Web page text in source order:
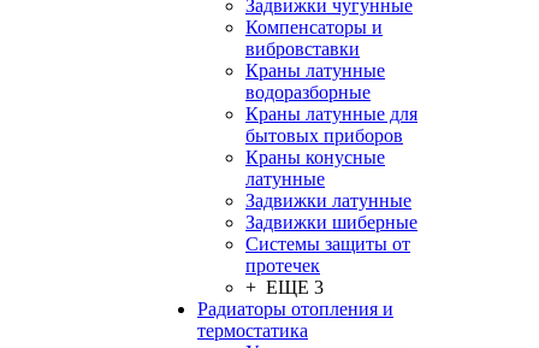
Задвижки чугунные
Компенсаторы и
вибровставки
Краны латунные
водоразборные
Краны латунные для
бытовых приборов
Краны конусные
латунные
Задвижки латунные
Задвижки шиберные
Системы защиты от
протечек
+ ЕЩЕ 3
Радиаторы отопления и
термостатика